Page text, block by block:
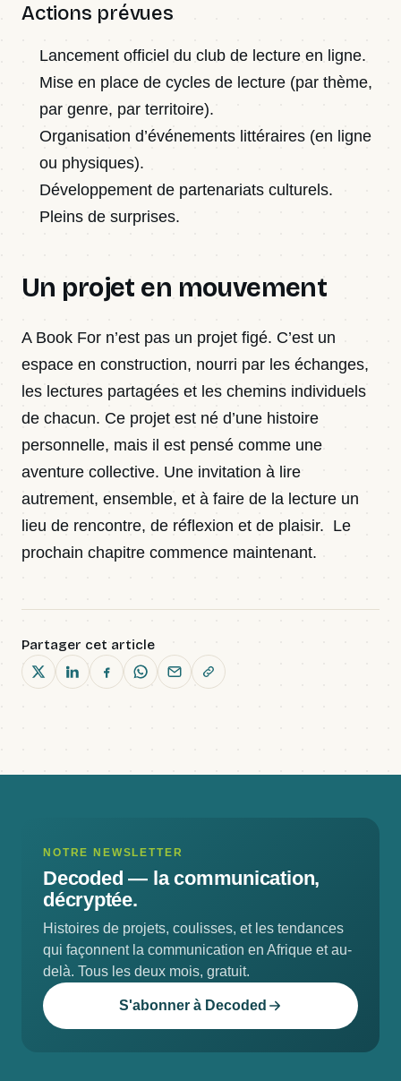
Actions prévues
Lancement officiel du club de lecture en ligne.
Mise en place de cycles de lecture (par thème,
par genre, par territoire).
Organisation d’événements littéraires (en ligne
ou physiques).
Développement de partenariats culturels.
Pleins de surprises.
Un projet en mouvement
A Book For n’est pas un projet figé. C’est un
espace en construction, nourri par les échanges,
les lectures partagées et les chemins individuels
de chacun. Ce projet est né d’une histoire
personnelle, mais il est pensé comme une
aventure collective. Une invitation à lire
autrement, ensemble, et à faire de la lecture un
lieu de rencontre, de réflexion et de plaisir. Le
prochain chapitre commence maintenant.
Partager cet article
NOTRE NEWSLETTER
Decoded — la communication,
décryptée.
Histoires de projets, coulisses, et les tendances
qui façonnent la communication en Afrique et au-
delà. Tous les deux mois, gratuit.
S'abonner à Decoded